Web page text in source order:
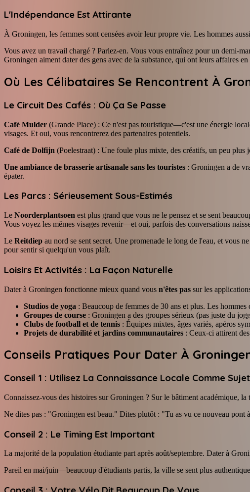
L'Indépendance Est Attirante
À Groningen, les femmes sont censées avoir leur propre vie. Les hommes
Vous avez un travail chargé ? Parlez-en. Vous vous entraînez pour un demi-
Groningen aiment dater des gens avec de la substance, qui ont leurs affaires en
Où Les Célibataires Se Rencontrent À
Le Circuit Des Cafés : Où Ça Se Passe
Café Mulder (Grande Place) : Ce n'est pas touristique—c'est une énergie
visages. Et oui, vous rencontrerez des partenaires potentiels.
Café de Dolfijn (Poelestraat) : Une foule plus mixte, des créatifs, un peu
Une ambiance de brasserie artisanale sans les touristes : Groningen a de
épater.
Les Parcs : Sérieusement Sous-Estimés
Le Noorderplantsoen est plus grand que vous ne le pensez et se sent
Vous voyez les mêmes visages revenir—et oui, parfois des conversations
Le Reitdiep au nord se sent secret. Une promenade le long de l'eau, et vous
pour sentir si quelqu'un vous plaît.
Loisirs Et Activités : La Façon Naturelle
Dater à Groningen fonctionne mieux quand vous n'êtes pas sur les
Studios de yoga : Beaucoup de femmes de 30 ans et plus. Les
Groupes de course : Groningen a des groupes sérieux (pas juste du
Clubs de football et de tennis : Équipes mixtes, âges variés, apéros
Projets de durabilité et jardins communautaires : Ceux-ci attirent
Conseils Pratiques Pour Dater À
Conseil 1 : Utilisez La Connaissance Locale Comme
Connaissez-vous des histoires sur Groningen ? Sur le bâtiment académique,
Ne dites pas : "Groningen est beau." Dites plutôt : "Tu as vu ce nouveau pont
Conseil 2 : Le Timing Est Important
La majorité de la population étudiante part après août/septembre. Dater à
Pareil en mai/juin—beaucoup d'étudiants partis, la ville se sent plus